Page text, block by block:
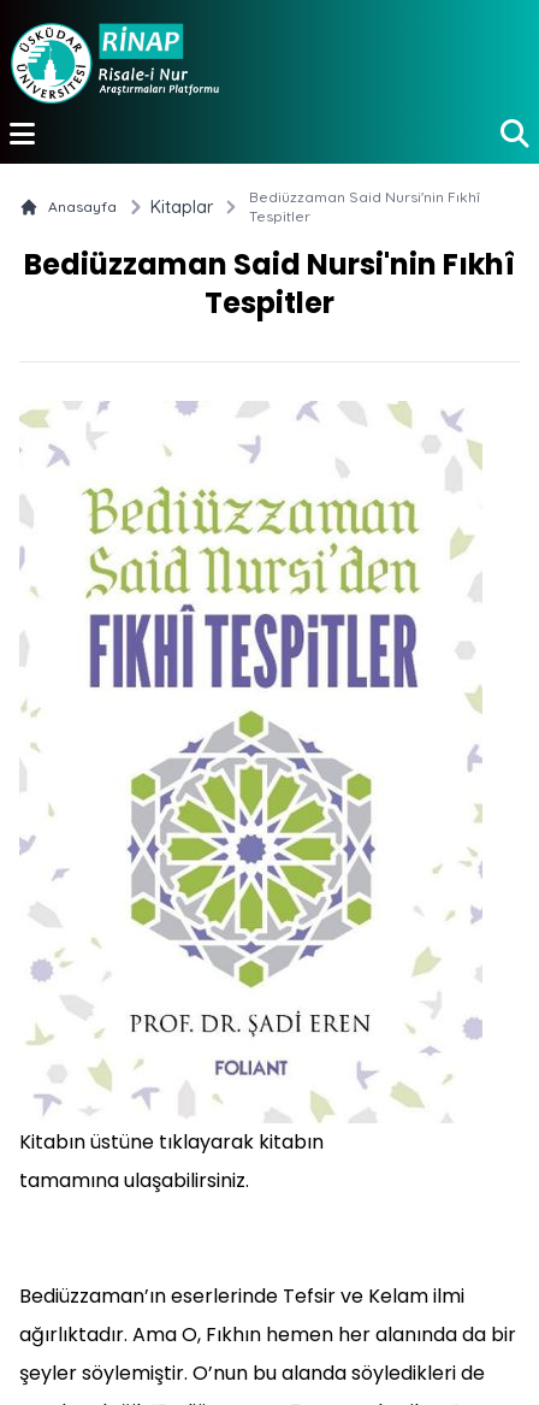
Anasayfa Kitaplar
Bediüzzaman Said Nursi'nin Fıkhî
Tespitler
Bediüzzaman Said Nursi'nin Fıkhî
Tespitler
Kitabın üstüne tıklayarak kitabın
tamamına ulaşabilirsiniz.
Bediüzzaman’ın eserlerinde Tefsir ve Kelam ilmi
ağırlıktadır. Ama O, Fıkhın hemen her alanında da bir
şeyler söylemiştir. O’nun bu alanda söyledikleri de
menu